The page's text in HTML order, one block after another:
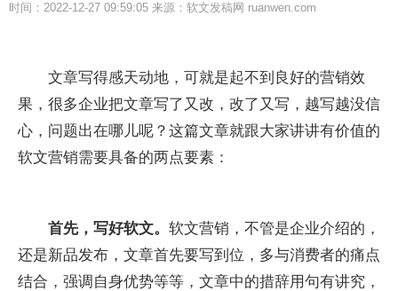
时间：2022-12-27 09:59:05 来源：软文发稿网 ruanwen.com
文章写得感天动地，可就是起不到良好的营销效
果，很多企业把文章写了又改，改了又写，越写越没信
心，问题出在哪儿呢？这篇文章就跟大家讲讲有价值的
软文营销需要具备的两点要素：
首先，写好软文。 软文营销，不管是企业介绍的，
还是新品发布，文章首先要写到位，多与消费者的痛点
结合，强调自身优势等等，文章中的措辞用句有讲究，